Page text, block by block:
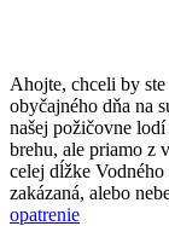
Ahojte, chceli by
obyčajného dňa na
našej požičovne
brehu, ale priamo z
celej dĺžke
zakázaná, alebo
opatrenie